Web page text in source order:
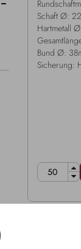
Schaft Ø:
Hartmetall
Bund Ø:
Sicherung: